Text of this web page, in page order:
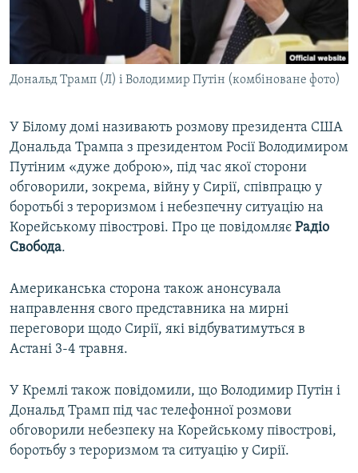
ВІДЕОУРОКИ «ELIFBE»
СВІДЧЕННЯ ОКУПАЦІЇ
УКРАЇНСЬКА ПРОБЛЕМА КРИМУ
Qırımtatar
Усі сайти RFE/RL
Дональд Трамп (Л) і Володимир Путін (комбіноване фото)
У Білому домі називають розмову президента США
Дональда Трампа з президентом Росії Володимиром
Путіним «дуже доброю», під час якої сторони
обговорили, зокрема, війну у Сирії, співпрацю у
боротьбі з тероризмом і небезпечну ситуацію на
Корейському півострові. Про це повідомляє Радіо
Свобода.
Американська сторона також анонсувала
направлення свого представника на мирні
переговори щодо Сирії, які відбуватимуться в
Астані 3-4 травня.
У Кремлі також повідомили, що Володимир Путін і
Дональд Трамп під час телефонної розмови
обговорили небезпеку на Корейському півострові,
боротьбу з тероризмом та ситуацію у Сирії.